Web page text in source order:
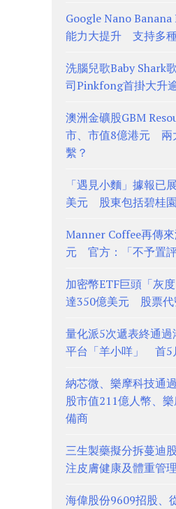
Google Nano
能力大提升 支持多
洗腦兒歌Baby Shark
司Pinkfong首掛大升
澳洲金礦股GBM
市、市值8億港元 兩
繫？
「遇見小麵」據報已
美元 股東包括碧桂
Manner Coffee再傳
元 官方：「不予置評
加密幣ETF巨頭「灰
達350億美元 股票代
量化派5次遞表終通
平台「羊小咩」 首5
納芯微、樂摩科技通
股市值211億人幣、
備商
三生製藥擬分拆蔓迪
注皮膚健康及體重管
海偉股份9609招股、